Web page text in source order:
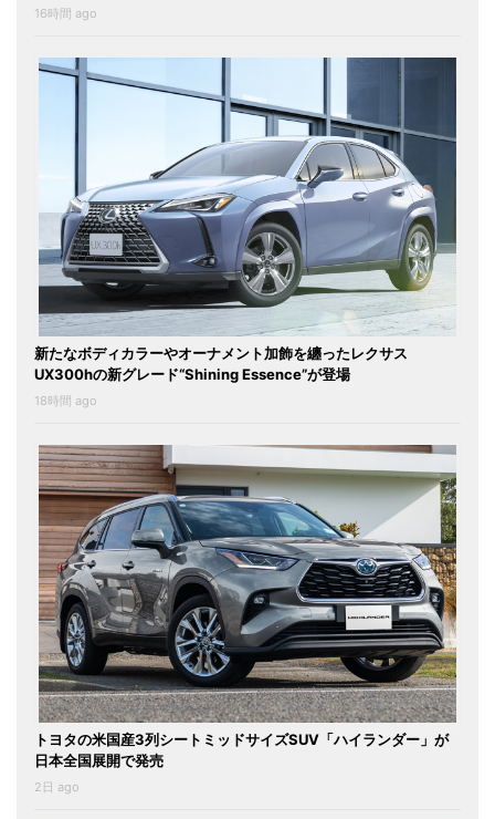
16時間 ago
新たなボディカラーやオーナメント加飾を纏ったレクサス
UX300hの新グレード“Shining Essence”が登場
18時間 ago
トヨタの米国産3列シートミッドサイズSUV「ハイランダー」が
日本全国展開で発売
2日 ago